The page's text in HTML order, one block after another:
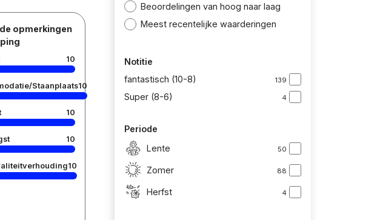
opmerkingen
10
Staanplaats10
10
10
10
Beoordelingen van hoog naar laag
Meest recentelijke waarderingen
Notitie
fantastisch (10-8)
139
Super (8-6) 4
Periode
Lente
50
Zomer 88
Herfst 4